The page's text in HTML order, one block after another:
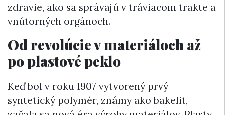
zdravie, ako sa správajú v tráviacom trakte a
vnútorných orgánoch.
Od revolúcie v materiáloch až
po plastové peklo
Keď bol v roku 1907 vytvorený prvý
syntetický polymér, známy ako bakelit,